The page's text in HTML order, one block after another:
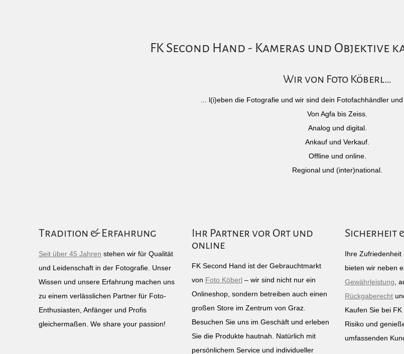
FK Second Hand - Kameras und Objektive
Wir von Foto Köberl…
... l(i)eben die Fotografie und wir sind dein Fotofachhändler
Von Agfa bis Zeiss.
Analog und digital.
Ankauf und Verkauf.
Offline und online.
Regional und (inter)national.
Tradition & Erfahrung
Seit über 45 Jahren stehen wir für Qualität
und Leidenschaft in der Fotografie. Unser
Wissen und unsere Erfahrung machen uns
zu einem verlässlichen Partner für Foto-
Enthusiasten, Anfänger und Profis
gleichermaßen. We share your passion!
Ihr Partner vor Ort und
online
FK Second Hand ist der Gebrauchtmarkt
von Foto Köberl – wir sind nicht nur ein
Onlineshop, sondern betreiben auch einen
großen Store im Zentrum von Graz.
Besuchen Sie uns im Geschäft und erleben
Sie die Produkte hautnah. Natürlich mit
persönlichem Service und individueller
Sicherheit
Ihre Zufriedenheit
bieten wir neben
Gewährleistung ,
Rückgaberecht
Kaufen Sie bei
Risiko und
umfassenden